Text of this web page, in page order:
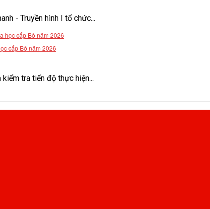
- Truyền hình I tổ chức...
cấp Bộ năm 2026
tra tiến độ thực hiện...